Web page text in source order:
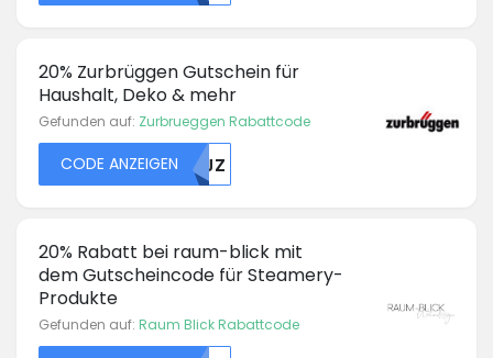
20% Zurbrüggen Gutschein für
Haushalt, Deko & mehr
Gefunden auf: Zurbrueggen Rabattcode
CODE ANZEIGENMDJZ
20% Rabatt bei raum-blick mit
dem Gutscheincode für Steamery-
Produkte
Gefunden auf: Raum Blick Rabattcode